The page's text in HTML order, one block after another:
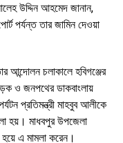
উদ্দিন আহমেদ জানান,
পর্যন্ত তার জামিন দেওয়া
আন্দোলন চলাকালে হবিগঞ্জের
ও জনপথের ডাকবাংলায়
প্রতিমন্ত্রী মাহবুব আলীকে
হয়। মাধবপুর উপজেলা
এ মামলা করেন।